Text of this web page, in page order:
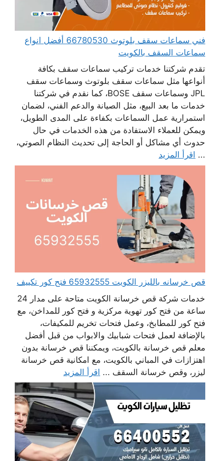
فني سماعات سقف بلوتوث 66780530 أفضل انواع
سماعات السقف بالكويت
تقدم شركتنا خدمات تركيب سماعات سقف بكافة
أنواعها مثل سماعات سقف بلوتوث وسماعات سقف
JPL وسماعات سقف BOSE، كما نقدم في شركتنا
خدمات ما بعد البيع، مثل الصيانة والدعم الفني، لضمان
استمرارية عمل السماعات بكفاءة على المدى الطويل،
ويمكن للعملاء الاستفادة من هذه الخدمات في حال
حدوث أي مشاكل أو الحاجة إلى تحديث النظام الصوتي،
... اقرأ المزيد
قص خرسانه بالليزر الكويت 65932555 فتح كور تكييف
خدمات شركة قص خرسانة الكويت متاحة على مدار 24
ساعة من فتح كور تهوية مركزية و فتح كور للمداخن، مع
فتح كور للمطابخ، وعمل فتحات تخريم للمكيفات،
بالإضافة لعمل فتحات شبابيك والابواب من قبل أفضل
معلم قص خرسانة بالكويت، ويمكننا قص خرسانة بدون
اهتزازات في المباني بالكويت، مع امكانية قص خرسانة
ليزر، وقص خرسانة السقف ... اقرأ المزيد